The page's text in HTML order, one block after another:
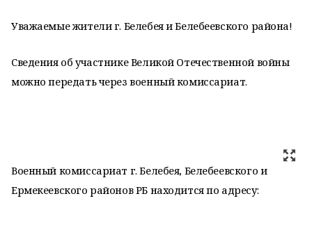
Уважаемые жители г. Белебея и Белебеевского района!
Сведения об участнике Великой Отечественной войны
можно передать через военный комиссариат.
Военный комиссариат г. Белебея, Белебеевского и
Ермекеевского районов РБ находится по адресу: